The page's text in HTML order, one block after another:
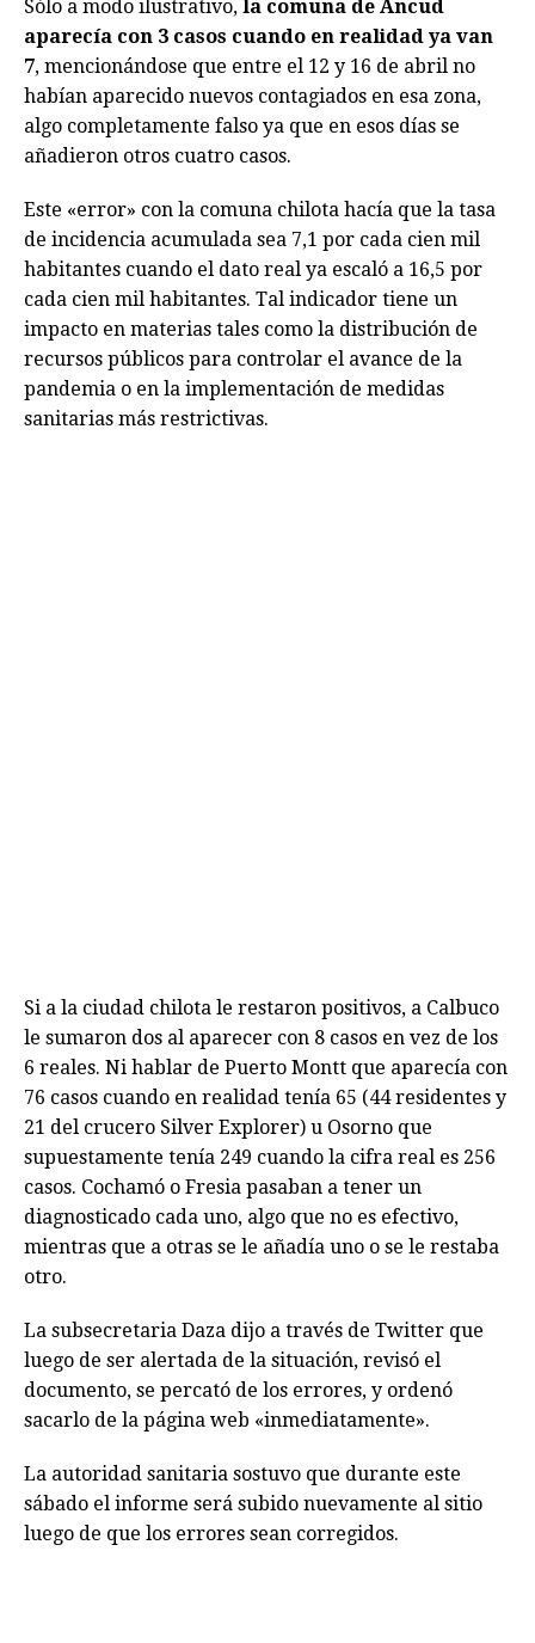
Sólo a modo ilustrativo, la comuna de Ancud
aparecía con 3 casos cuando en realidad ya van
7, mencionándose que entre el 12 y 16 de abril no
habían aparecido nuevos contagiados en esa zona,
algo completamente falso ya que en esos días se
añadieron otros cuatro casos.
Este «error» con la comuna chilota hacía que la tasa
de incidencia acumulada sea 7,1 por cada cien mil
habitantes cuando el dato real ya escaló a 16,5 por
cada cien mil habitantes. Tal indicador tiene un
impacto en materias tales como la distribución de
recursos públicos para controlar el avance de la
pandemia o en la implementación de medidas
sanitarias más restrictivas.
Si a la ciudad chilota le restaron positivos, a Calbuco
le sumaron dos al aparecer con 8 casos en vez de los
6 reales. Ni hablar de Puerto Montt que aparecía con
76 casos cuando en realidad tenía 65 (44 residentes y
21 del crucero Silver Explorer) u Osorno que
supuestamente tenía 249 cuando la cifra real es 256
casos. Cochamó o Fresia pasaban a tener un
diagnosticado cada uno, algo que no es efectivo,
mientras que a otras se le añadía uno o se le restaba
otro.
La subsecretaria Daza dijo a través de Twitter que
luego de ser alertada de la situación, revisó el
documento, se percató de los errores, y ordenó
sacarlo de la página web «inmediatamente».
La autoridad sanitaria sostuvo que durante este
sábado el informe será subido nuevamente al sitio
luego de que los errores sean corregidos.